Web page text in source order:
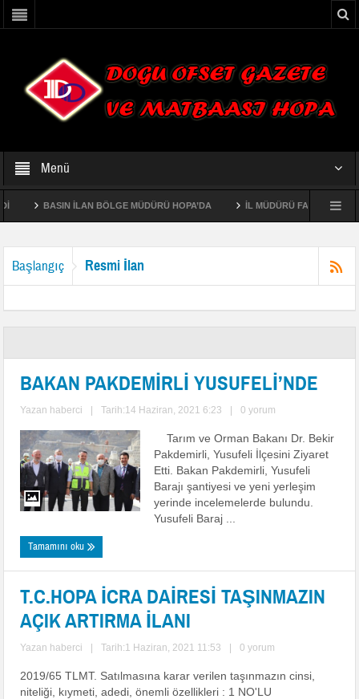
Menü
BASIN İLAN BÖLGE MÜDÜRÜ HOPA’DA İL MÜDÜRÜ FAHRİ ACAR AÇÜ
Başlangıç Resmi İlan
BAKAN PAKDEMİRLİ YUSUFELİ’NDE
Yazan haberci Tarih:14 Haziran, 2021 6:23 0 yorum
Tarım ve Orman Bakanı Dr. Bekir
Pakdemirli, Yusufeli İlçesini Ziyaret
Etti. Bakan Pakdemirli, Yusufeli
Barajı şantiyesi ve yeni yerleşim
yerinde incelemelerde bulundu.
Yusufeli Baraj ...
Tamamını oku
T.C.HOPA İCRA DAİRESİ TAŞINMAZIN
AÇIK ARTIRMA İLANI
Yazan haberci Tarih:1 Haziran, 2021 11:53 0 yorum
2019/65 TLMT. Satılmasına karar verilen taşınmazın cinsi,
niteliği, kıymeti, adedi, önemli özellikleri : 1 NO'LU